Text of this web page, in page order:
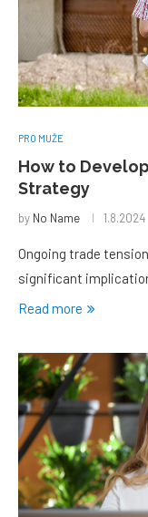
PRO MUŽE
How to
Strategy
by No Name 1.8.2024
Ongoing trade
significant
Read more